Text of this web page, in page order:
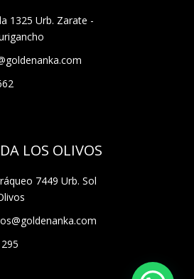
1325 Urb. Zarate -
LOS OLIVOS
7449 Urb. Sol